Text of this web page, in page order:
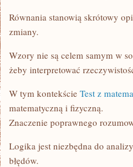
Równania stanowią skrótowy
zmiany.
Wzory nie są celem samym w
żeby interpretować
W tym kontekście Test z
matematyczną i fizyczną.
Znaczenie poprawnego
Logika jest niezbędna do
błędów.